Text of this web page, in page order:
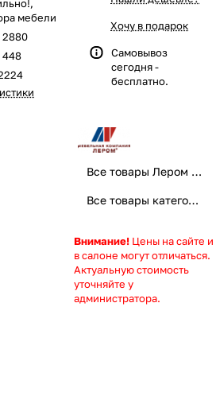
,
мебели
2880
448
Хочу в подарок
Самовывоз
сегодня -
бесплатно.
Все товары Лером мебель
Все товары категории
Внимание! Цены на сайте и
в салоне могут отличаться.
Актуальную стоимость
уточняйте у
администратора.